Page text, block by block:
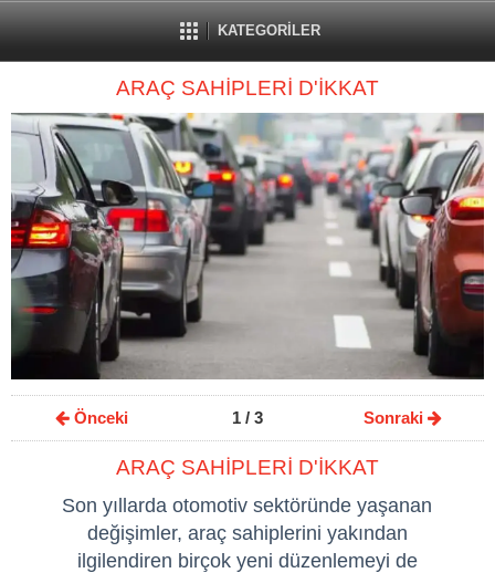
KATEGORİLER
ARAÇ SAHİPLERİ D'İKKAT
Önceki 1/ 3 Sonraki
ARAÇ SAHİPLERİ D'İKKAT
Son yıllarda otomotiv sektöründe yaşanan
değişimler, araç sahiplerini yakından
ilgilendiren birçok yeni düzenlemeyi de